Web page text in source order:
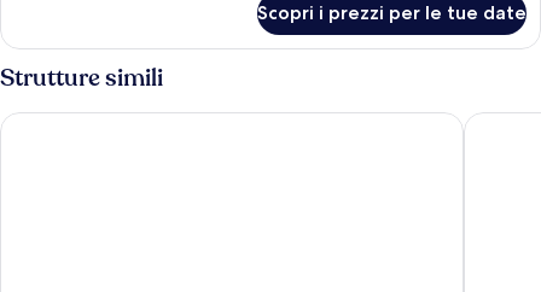
Deluxe
(Garden
wall,
single
Scopri i prezzi per le tue date
Strutture simili
Dumaluan Beach Resort Best